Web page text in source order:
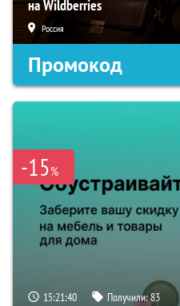
на Wildberries
Россия
Промокод
-15%
15:21:39 Получили:83